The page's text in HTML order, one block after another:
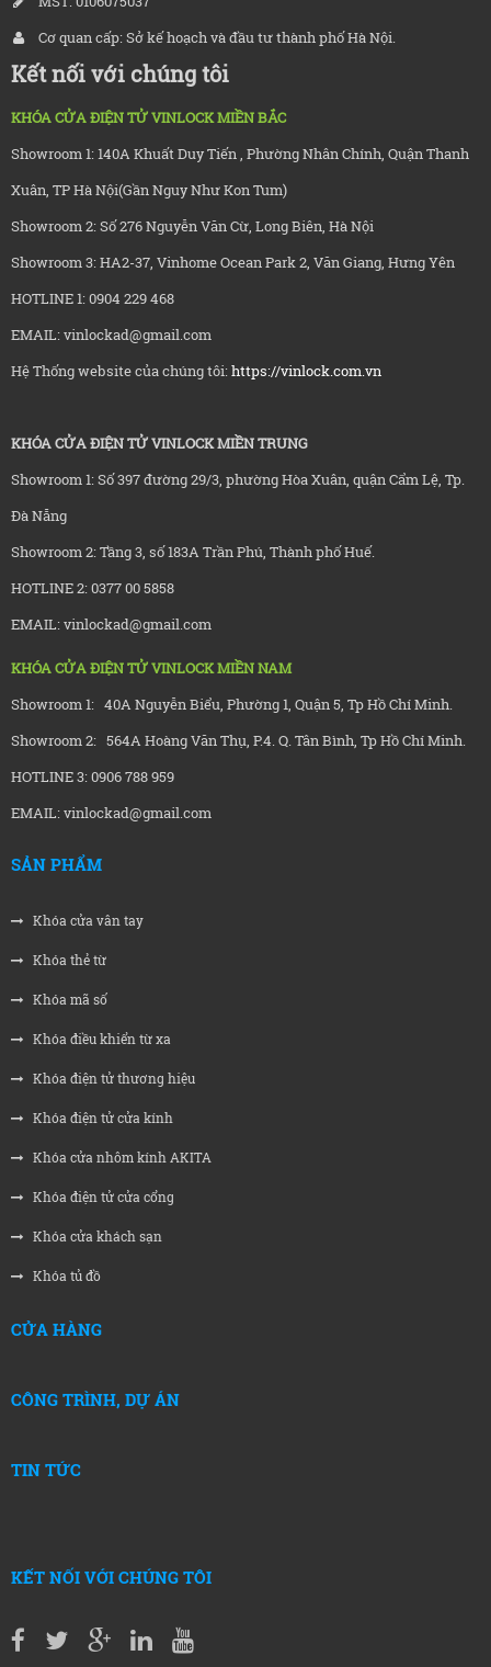
Cơ quan cấp: Sở kế hoạch và đầu tư thành phố Hà Nội.
Kết nối với chúng tôi
KHÓA CỬA ĐIỆN TỬ VINLOCK MIỀN BẮC
Showroom 1: 140A Khuất Duy Tiến , Phường Nhân Chính, Quận Thanh
Xuân, TP Hà Nội(Gần Nguy Như Kon Tum)
Showroom 2: Số 276 Nguyễn Văn Cừ, Long Biên, Hà Nội
Showroom 3: HA2-37, Vinhome Ocean Park 2, Văn Giang, Hưng Yên
HOTLINE 1: 0904 229 468
EMAIL: vinlockad@gmail.com
Hệ Thống website của chúng tôi:https://vinlock.com.vn
KHÓA CỬA ĐIỆN TỬ VINLOCK MIỀN TRUNG
Showroom 1: Số 397 đường 29/3, phường Hòa Xuân, quận Cẩm Lệ, Tp.
Đà Nẵng
Showroom 2: Tầng 3, số 183A Trần Phú, Thành phố Huế.
HOTLINE 2: 0377 00 5858
EMAIL: vinlockad@gmail.com
KHÓA CỬA ĐIỆN TỬ VINLOCK MIỀN NAM
Showroom 1: 40A Nguyễn Biểu, Phường 1, Quận 5, Tp Hồ Chí Minh.
Showroom 2: 564A Hoàng Văn Thụ, P.4. Q. Tân Bình, Tp Hồ Chí Minh.
HOTLINE 3: 0906 788 959
EMAIL: vinlockad@gmail.com
SẢN PHẨM
Khóa cửa vân tay
Khóa thẻ từ
Khóa mã số
Khóa điều khiển từ xa
Khóa điện tử thương hiệu
Khóa điện tử cửa kính
Khóa cửa nhôm kính AKITA
Khóa điện tử cửa cổng
Khóa cửa khách sạn
Khóa tủ đồ
CỬA HÀNG
CÔNG TRÌNH, DỰ ÁN
TIN TỨC
KẾT NỐI VỚI CHÚNG TÔI